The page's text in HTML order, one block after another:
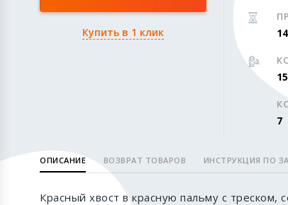
Купить в 1 клик
7
ОПИСАНИЕ ВОЗВРАТ ТОВАРОВ ИНСТРУКЦИЯ ПО
Красный хвост в красную пальму с треском,